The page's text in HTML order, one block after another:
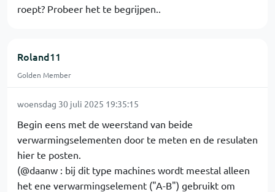
roept? Probeer het te begrijpen..
Roland11
Golden Member
woensdag 30 juli 2025 19:35:15
Begin eens met de weerstand van beide
verwarmingselementen door te meten en de resulaten
hier te posten.
(@daanw : bij dit type machines wordt meestal alleen
het ene verwarmingselement ("A-B") gebruikt om